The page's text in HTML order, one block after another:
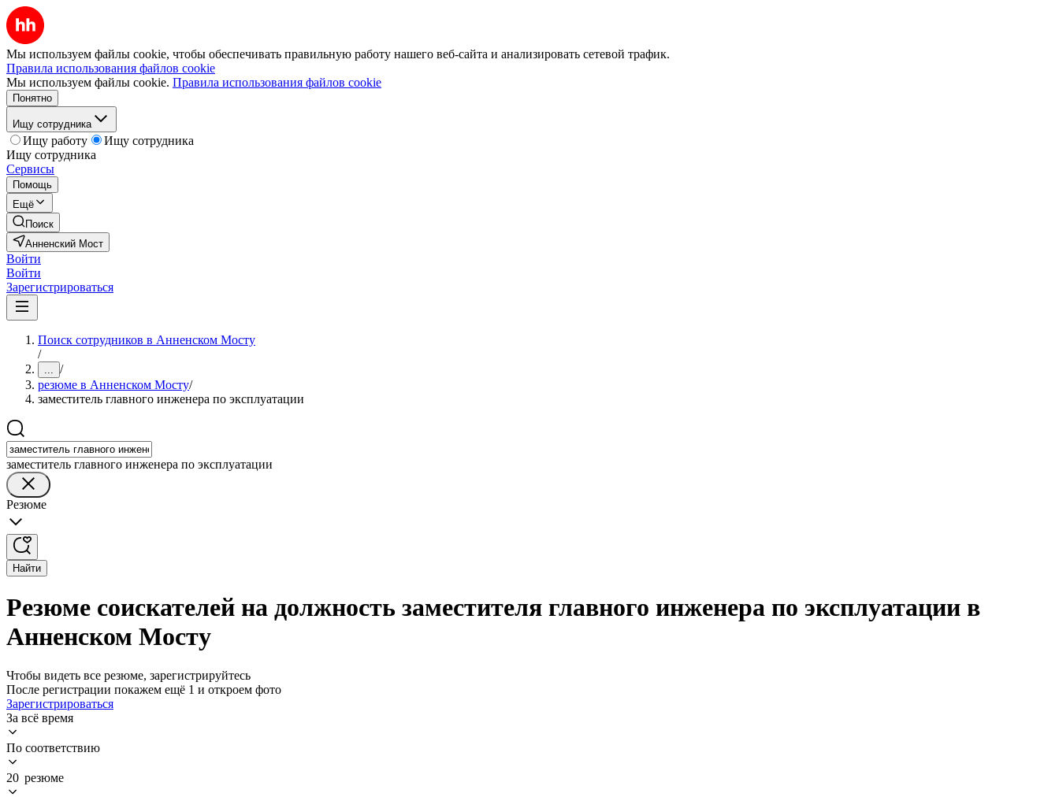
Мы используем файлы cookie, чтобы обеспечивать правильную работу нашего веб-сайта и анализировать сетевой трафик.
Правила использования файлов cookie
Мы используем файлы cookie. Правила использования файлов cookie
Понятно
Ищу сотрудника
Ищу работу
Ищу сотрудника
Ищу сотрудника
Сервисы
Помощь
Ещё
Поиск
Анненский Мост
Войти
Войти
Зарегистрироваться
Поиск сотрудников в Анненском Мосту
/
... /
резюме в Анненском Мосту/
заместитель главного инженера по эксплуатации
заместитель главного инженера по эксплуатации
Резюме
Найти
Резюме соискателей на должность заместителя главного инженера по эксплуатации в
Анненском Мосту
Чтобы видеть все резюме, зарегистрируйтесь
После регистрации покажем ещё 1 и откроем фото
Зарегистрироваться
За всё время
По соответствию
20 резюме